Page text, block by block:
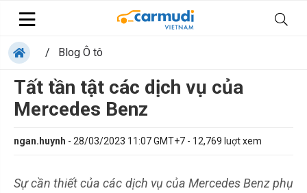
/ Blog Ô tô
Tất tần tật các dịch vụ của
Mercedes Benz
ngan.huynh - 28/03/2023 11:07 GMT+7 - 12,769 luợt xem
Sự cần thiết của các dịch vụ của Mercedes Benz phụ